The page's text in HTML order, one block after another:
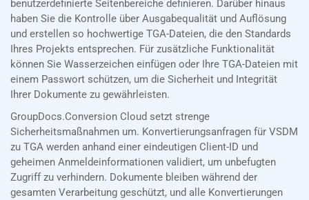
benutzerdefinierte Seitenbereiche definieren. Darüber hinaus
haben Sie die Kontrolle über Ausgabequalität und Auflösung
und erstellen so hochwertige TGA-Dateien, die den Standards
Ihres Projekts entsprechen. Für zusätzliche Funktionalität
können Sie Wasserzeichen einfügen oder Ihre TGA-Dateien mit
einem Passwort schützen, um die Sicherheit und Integrität
Ihrer Dokumente zu gewährleisten.
GroupDocs.Conversion Cloud setzt strenge
Sicherheitsmaßnahmen um. Konvertierungsanfragen für VSDM
zu TGA werden anhand einer eindeutigen Client-ID und
geheimen Anmeldeinformationen validiert, um unbefugten
Zugriff zu verhindern. Dokumente bleiben während der
gesamten Verarbeitung geschützt, und alle Konvertierungen